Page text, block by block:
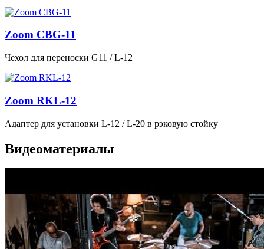
Zoom CBG-11
Чехол для переноски G11 / L-12
Zoom RKL-12
Адаптер для установки L‑12 / L‑20 в рэковую стойку
Видеоматериалы